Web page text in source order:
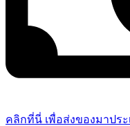
คลิกที่นี่ เพื่อส่งของมาปร